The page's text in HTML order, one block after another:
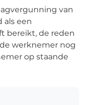
van
als een
bereikt, de reden
werknemer nog
op staande